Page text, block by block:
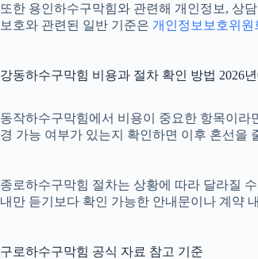
또한 용인하수구막힘와 관련해 개인정보, 상
보호와 관련된 일반 기준은 개인정보보호위원
강동하수구막힘 비용과 절차 확인 방법 2026
동작하수구막힘에서 비용이 중요한 항목이라
경 가능 여부가 있는지 확인하면 이후 혼선을
종로하수구막힘 절차는 상황에 따라 달라질
내만 듣기보다 확인 가능한 안내문이나 계약
구로하수구막힘 공식 자료 참고 기준